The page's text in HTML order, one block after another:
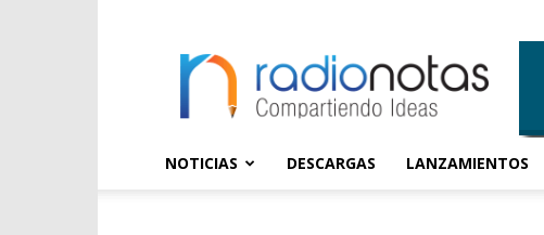
NOTICIAS DESCARGAS LANZAMIENTOS